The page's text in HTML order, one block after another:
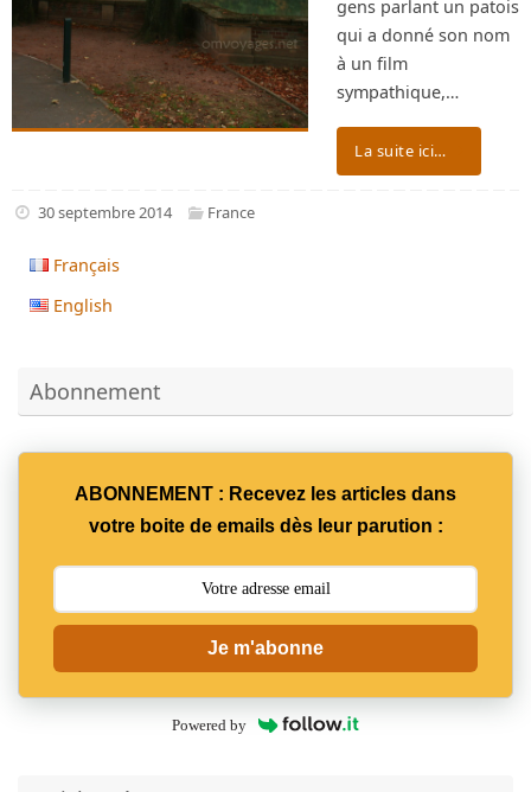
gens parlant un patois
qui a donné son nom
à un film
sympathique,…
La suite ici…
30 septembre 2014 France
Français
English
Abonnement
ABONNEMENT : Recevez les articles dans
votre boite de emails dès leur parution :
Je m'abonne
Powered by